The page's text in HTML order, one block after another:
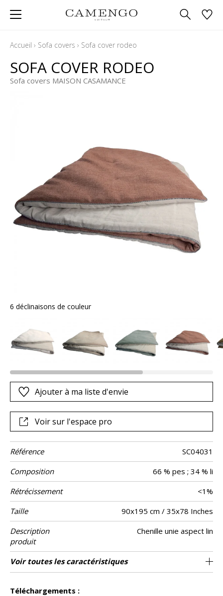
Accueil › Sofa covers › Sofa cover rodeo
SOFA COVER RODEO
Sofa covers MAISON CASAMANCE
6 déclinaisons de couleur
Ajouter à ma liste d'envie
Voir sur l'espace pro
Référence
SC04031
Composition
66 % pes ; 34 % li
Rétrécissement
<1%
Taille
90x195 cm / 35x78 Inches
Description
produit
Chenille unie aspect lin
Verso Lin naturel uni
Finition Passepoil
Entretien
Pays d'origine Tunisie
Garnissage 250g/m²
Voir toutes les caractéristiques
Téléchargements :